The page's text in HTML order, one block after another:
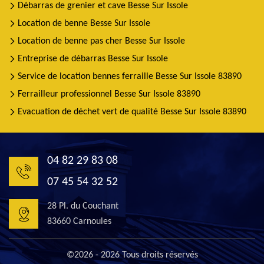
Débarras de grenier et cave Besse Sur Issole
Location de benne Besse Sur Issole
Location de benne pas cher Besse Sur Issole
Entreprise de débarras Besse Sur Issole
Service de location bennes ferraille Besse Sur Issole 83890
Ferrailleur professionnel Besse Sur Issole 83890
Evacuation de déchet vert de qualité Besse Sur Issole 83890
04 82 29 83 08
07 45 54 32 52
28 Pl. du Couchant
83660 Carnoules
©2026 - 2026 Tous droits réservés